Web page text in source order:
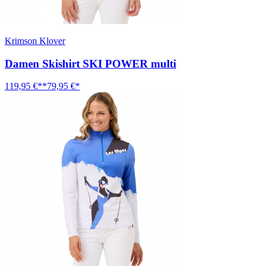
Krimson Klover
Damen Skishirt SKI POWER multi
119,95 €**79,95 €*